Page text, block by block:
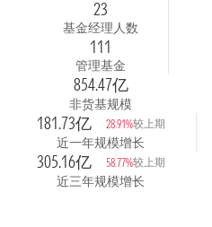
23
基金经理人数
111
管理基金
854.47亿
非货基规模
181.73亿 28.91%较上期
近一年规模增长
305.16亿 58.77%较上期
近三年规模增长